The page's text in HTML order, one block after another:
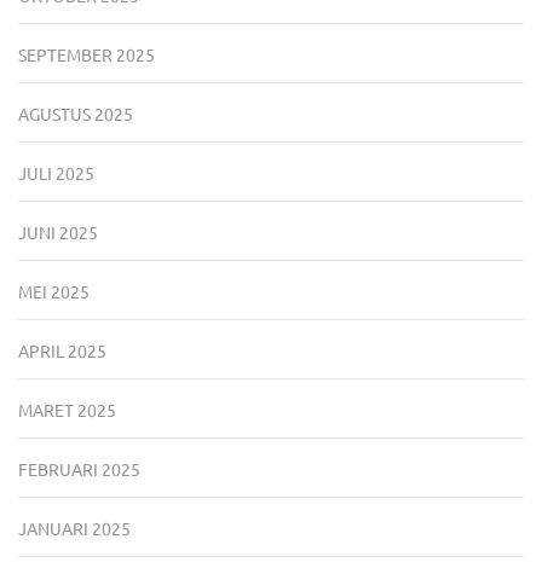
SEPTEMBER 2025
AGUSTUS 2025
JULI 2025
JUNI 2025
MEI 2025
APRIL 2025
MARET 2025
FEBRUARI 2025
JANUARI 2025